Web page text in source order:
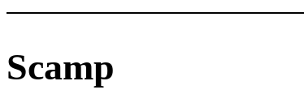
Scamp